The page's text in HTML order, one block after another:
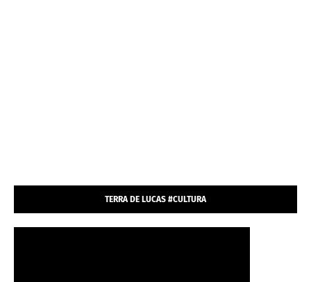
TERRA DE LUCAS #CULTURA